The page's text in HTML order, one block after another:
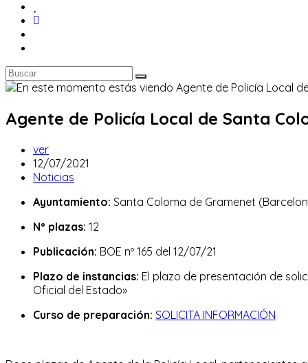
Agente de Policía Local de Santa
Autor
de
la
ver
Publicación
de
entrada:
12/07/2021
Categoría
la
Noticias
Ayuntamiento: Santa Coloma de Gramenet
Nº plazas: 12
Publicación: BOE nº 165 del 12/07/21
Plazo de instancias: El plazo de presentación de
Oficial del Estado»
Curso de preparación: SOLICITA INFORMACIÓN